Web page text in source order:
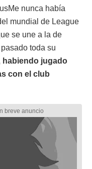
nunca había
mundial de League
se une a la de
toda su
habiendo jugado
con el club